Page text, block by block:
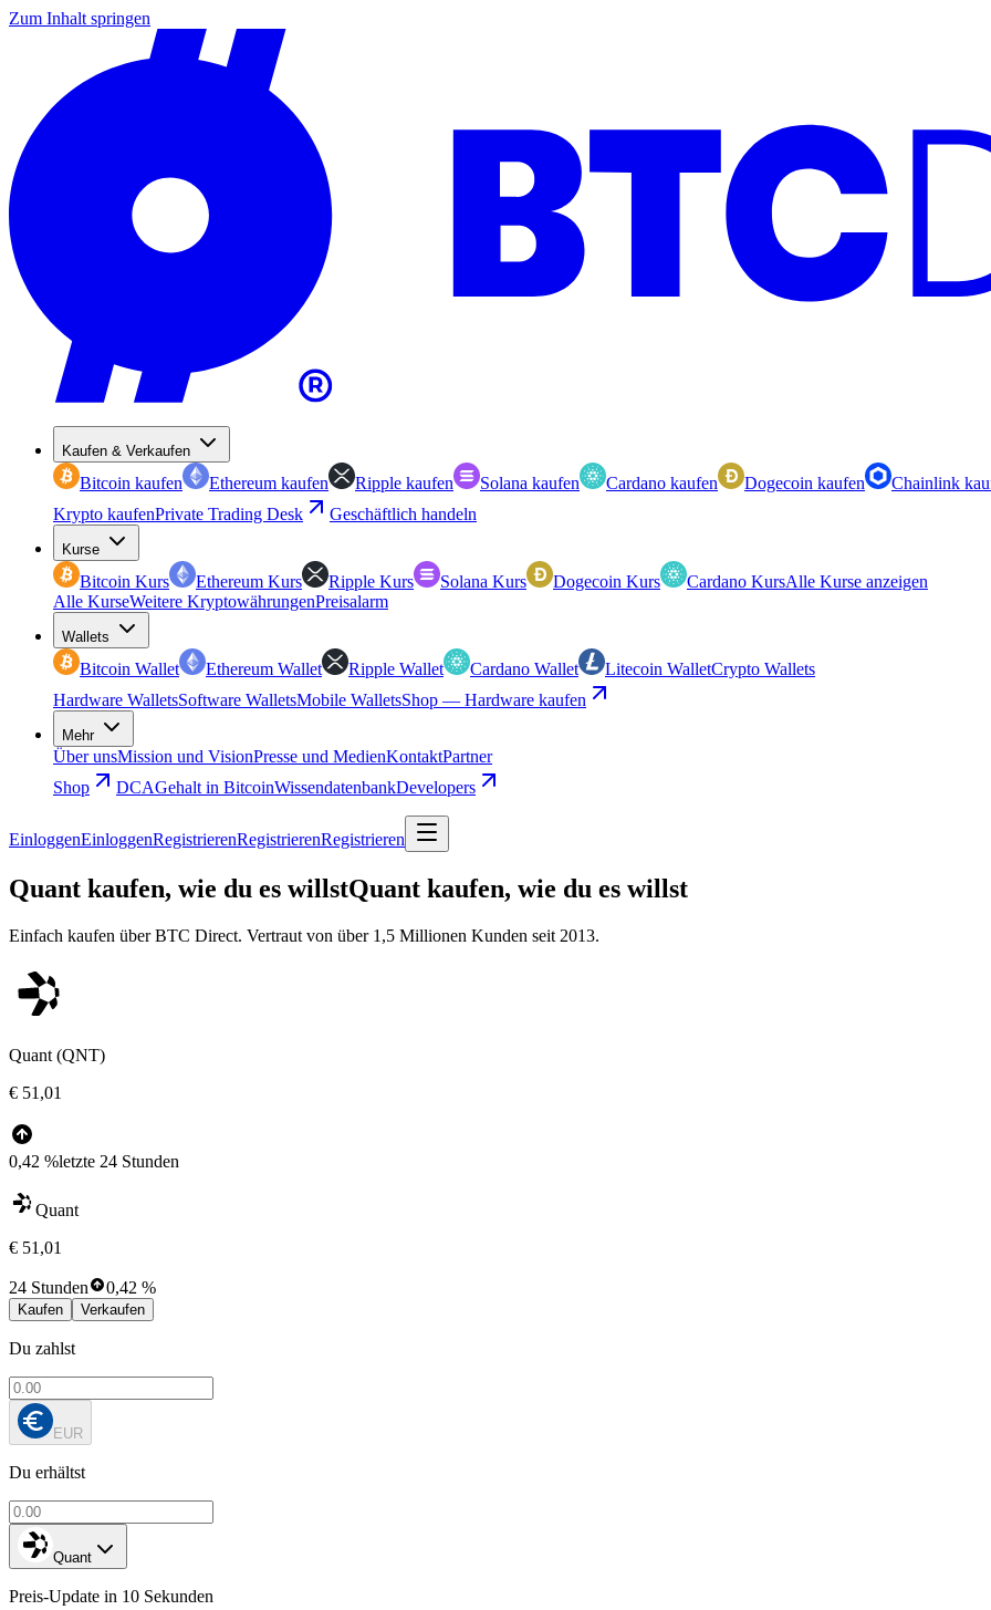
Zum Inhalt springen
Kaufen & Verkaufen
Bitcoin kaufen Ethereum kaufen Ripple kaufen Solana kaufen Cardano kaufen Dogecoin kaufen Chainlink
Krypto kaufenPrivate Trading Desk Geschäftlich handeln
Kurse
Bitcoin Kurs Ethereum Kurs Ripple Kurs Solana Kurs Dogecoin Kurs Cardano KursAlle Kurse anzeigen
Alle KurseWeitere KryptowährungenPreisalarm
Wallets
Bitcoin Wallet Ethereum Wallet Ripple Wallet Cardano Wallet Litecoin WalletCrypto Wallets
Hardware WalletsSoftware WalletsMobile WalletsShop — Hardware kaufen
Mehr
Über unsMission und VisionPresse und MedienKontaktPartner
Shop
DCAGehalt in BitcoinWissendatenbankDevelopers
EinloggenEinloggenRegistrierenRegistrierenRegistrieren
Quant kaufen, wie du es willstQuant kaufen, wie du es willst
Einfach kaufen über BTC Direct. Vertraut von über 1,5 Millionen Kunden seit 2013.
Quant (QNT)
€ 51,01
0,42 %letzte 24 Stunden
Quant
€ 51,01
24 Stunden 0,42 %
Kaufen Verkaufen
Du zahlst
EUR
Du erhältst
Quant
Preis-Update in 10 Sekunden